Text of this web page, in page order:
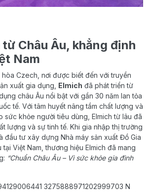
Châu Âu, khẳng định
Nam
Czech, nơi được biết đến với truyền
xuất gia dụng, Elmich đã phát triển từ
châu Âu nổi bật với gần 30 năm lan tỏa
tế. Với tâm huyết nâng tầm chất lượng và
sức khỏe người tiêu dùng, Elmich từ lâu đã
lượng và sự tinh tế. Khi gia nhập thị trường
đầu tư xây dựng Nhà máy sản xuất Đồ Gia
Việt Nam, thương hiệu Elmich đã mang
“Chuẩn Châu Âu – Vì sức khỏe gia đình